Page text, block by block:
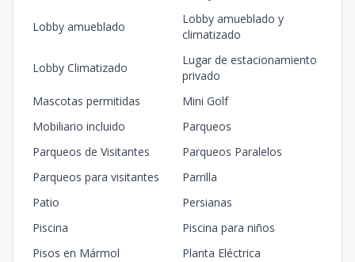
Lobby amueblado
Lobby amueblado y
climatizado
Lobby Climatizado
Lugar de estacionamiento
privado
Mascotas permitidas
Mini Golf
Mobiliario incluido
Parqueos
Parqueos de Visitantes
Parqueos Paralelos
Parqueos para visitantes
Parrilla
Patio
Persianas
Piscina
Piscina para niños
Pisos en Mármol
Planta Eléctrica